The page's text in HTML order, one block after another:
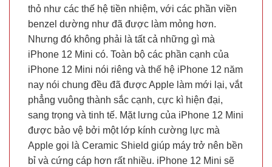
thỏ như các thế hệ tiền nhiệm, với các phần viền
benzel dường như đã được làm mỏng hơn.
Nhưng đó không phải là tất cả những gì mà
iPhone 12 Mini có. Toàn bộ các phần cạnh của
iPhone 12 Mini nói riêng và thế hệ iPhone 12 năm
nay nói chung đều đã được Apple làm mới lại, vắt
phẳng vuông thành sắc cạnh, cực kì hiện đại,
sang trọng và tinh tế. Mặt lưng của iPhone 12 Mini
được bảo vệ bởi một lớp kính cường lực mà
Apple gọi là Ceramic Shield giúp máy trở nên bền
bỉ và cứng cáp hơn rất nhiều. iPhone 12 Mini sẽ